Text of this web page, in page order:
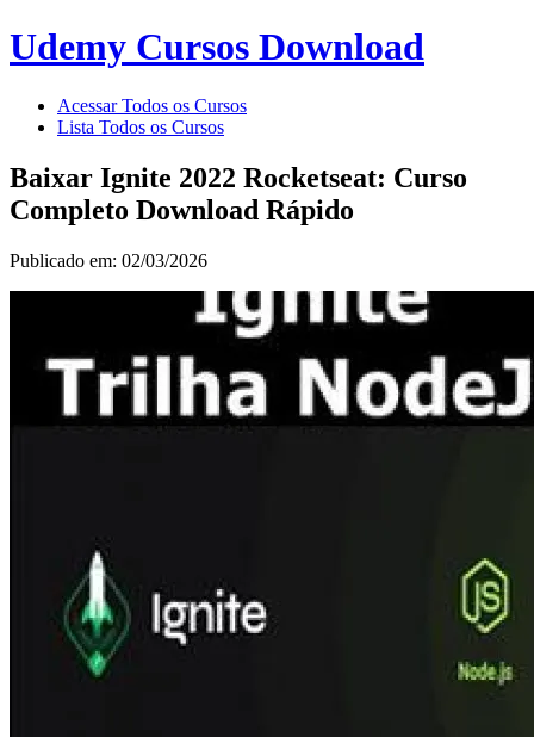
Udemy Cursos Download
Acessar Todos os Cursos
Lista Todos os Cursos
Baixar Ignite 2022 Rocketseat: Curso
Completo Download Rápido
Publicado em: 02/03/2026